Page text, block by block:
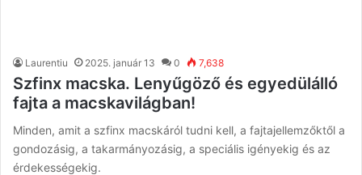
Laurentiu 2025. január 13 0 7,638
Szfinx macska. Lenyűgöző és egyedülálló
fajta a macskavilágban!
Minden, amit a szfinx macskáról tudni kell, a fajtajellemzőktől a
gondozásig, a takarmányozásig, a speciális igényekig és az
érdekességekig.